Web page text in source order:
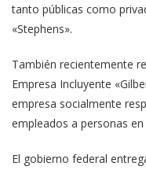
tanto públicas como
«Stephens».
También recientemente
Empresa Incluyente
empresa socialmente
empleados a personas
El gobierno federal